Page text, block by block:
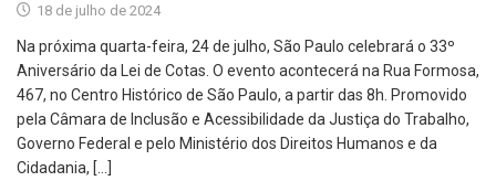
18 de julho de 2024
Na próxima quarta-feira, 24 de julho, São Paulo celebrará o 33º
Aniversário da Lei de Cotas. O evento acontecerá na Rua Formosa,
467, no Centro Histórico de São Paulo, a partir das 8h. Promovido
pela Câmara de Inclusão e Acessibilidade da Justiça do Trabalho,
Governo Federal e pelo Ministério dos Direitos Humanos e da
Cidadania, […]